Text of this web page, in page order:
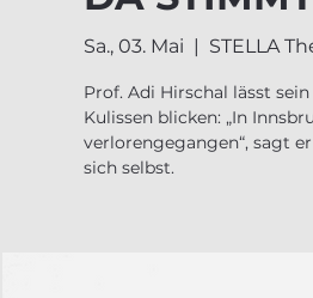
Sa., 03. Mai
  |
STELLA
Prof. Adi Hirschal lässt
Kulissen blicken: „In
verlorengegangen“, sagt
sich selbst.